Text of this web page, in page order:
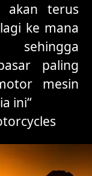
akan terus
ke mana
paling
mesin
ini“